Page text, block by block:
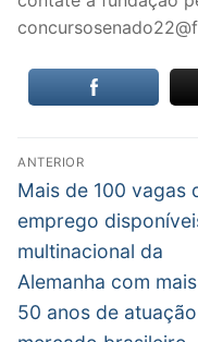
Navegação
de
Post
ANTERIOR
Post
anterior:
Mais de 100 vagas
emprego
multinacional da
Alemanha com
50 anos de